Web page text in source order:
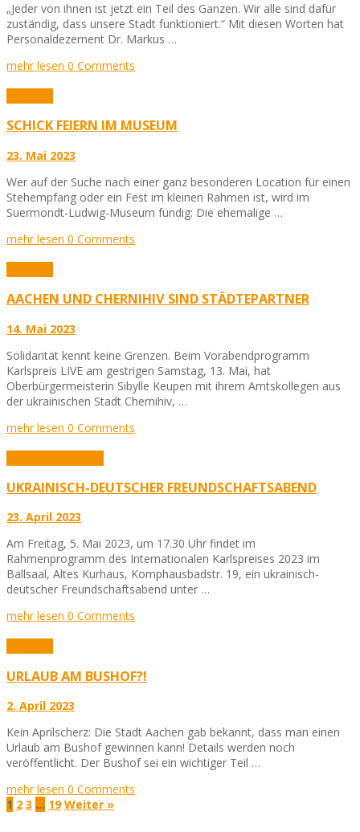
„Jeder von ihnen ist jetzt ein Teil des Ganzen. Wir alle sind dafür
zuständig, dass unsere Stadt funktioniert.“ Mit diesen Worten hat
Personaldezernent Dr. Markus …
mehr lesen 0 Comments
SCHICK FEIERN IM MUSEUM
23. Mai 2023
Wer auf der Suche nach einer ganz besonderen Location für einen
Stehempfang oder ein Fest im kleinen Rahmen ist, wird im
Suermondt-Ludwig-Museum fündig: Die ehemalige …
mehr lesen 0 Comments
AACHEN UND CHERNIHIV SIND STÄDTEPARTNER
14. Mai 2023
Solidarität kennt keine Grenzen. Beim Vorabendprogramm
Karlspreis LIVE am gestrigen Samstag, 13. Mai, hat
Oberbürgermeisterin Sibylle Keupen mit ihrem Amtskollegen aus
der ukrainischen Stadt Chernihiv, …
mehr lesen 0 Comments
UKRAINISCH-DEUTSCHER FREUNDSCHAFTSABEND
23. April 2023
Am Freitag, 5. Mai 2023, um 17.30 Uhr findet im
Rahmenprogramm des Internationalen Karlspreises 2023 im
Ballsaal, Altes Kurhaus, Komphausbadstr. 19, ein ukrainisch-
deutscher Freundschaftsabend unter …
mehr lesen 0 Comments
URLAUB AM BUSHOF?!
2. April 2023
Kein Aprilscherz: Die Stadt Aachen gab bekannt, dass man einen
Urlaub am Bushof gewinnen kann! Details werden noch
veröffentlicht. Der Bushof sei ein wichtiger Teil …
mehr lesen 0 Comments
1 2 3 … 19 Weiter »